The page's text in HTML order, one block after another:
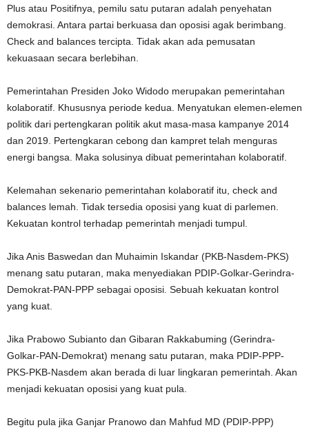
Plus atau Positifnya, pemilu satu putaran adalah penyehatan
demokrasi. Antara partai berkuasa dan oposisi agak berimbang.
Check and balances tercipta. Tidak akan ada pemusatan
kekuasaan secara berlebihan.
Pemerintahan Presiden Joko Widodo merupakan pemerintahan
kolaboratif. Khususnya periode kedua. Menyatukan elemen-elemen
politik dari pertengkaran politik akut masa-masa kampanye 2014
dan 2019. Pertengkaran cebong dan kampret telah menguras
energi bangsa. Maka solusinya dibuat pemerintahan kolaboratif.
Kelemahan sekenario pemerintahan kolaboratif itu, check and
balances lemah. Tidak tersedia oposisi yang kuat di parlemen.
Kekuatan kontrol terhadap pemerintah menjadi tumpul.
Jika Anis Baswedan dan Muhaimin Iskandar (PKB-Nasdem-PKS)
menang satu putaran, maka menyediakan PDIP-Golkar-Gerindra-
Demokrat-PAN-PPP sebagai oposisi. Sebuah kekuatan kontrol
yang kuat.
Jika Prabowo Subianto dan Gibaran Rakkabuming (Gerindra-
Golkar-PAN-Demokrat) menang satu putaran, maka PDIP-PPP-
PKS-PKB-Nasdem akan berada di luar lingkaran pemerintah. Akan
menjadi kekuatan oposisi yang kuat pula.
Begitu pula jika Ganjar Pranowo dan Mahfud MD (PDIP-PPP)